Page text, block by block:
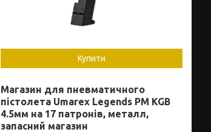
Купити
Магазин для пневматичного
пістолета Umarex Legends PM KGB
4.5мм на 17 патронів, металл,
запасний магазин